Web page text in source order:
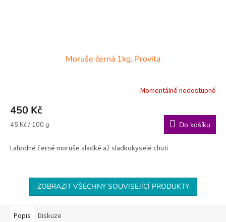
Moruše černá 1kg, Provita
Momentálně nedostupné
450 Kč
Měrná
45 Kč / 100 g Do košíku
Lahodné černé moruše sladké až sladkokyselé chuti
ZOBRAZIT VŠECHNY SOUVISEJÍCÍ PRODUKTY
Popis Diskuze